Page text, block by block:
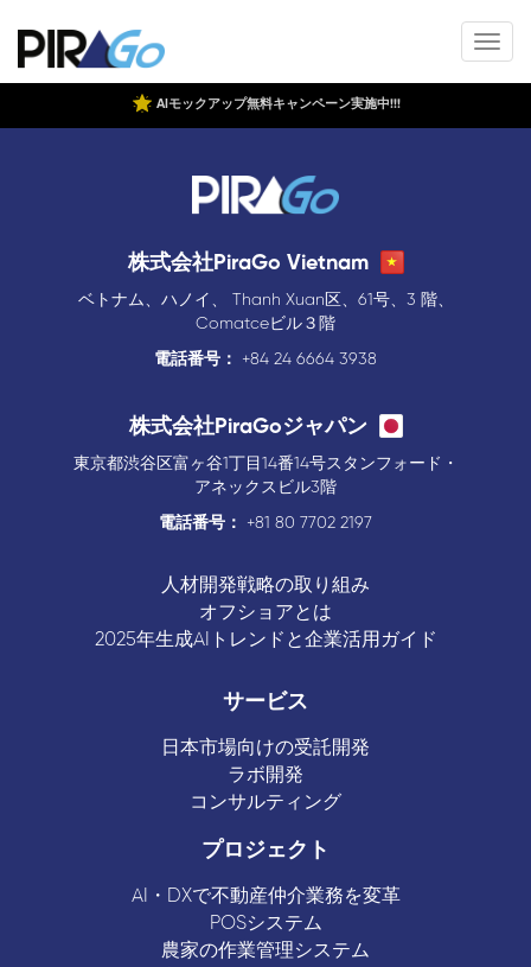
AIモックアップ無料キャンペーン実施中!!!
株式会社PiraGo Vietnam
ベトナム、ハノイ、 Thanh Xuan区、61号、3 階、
Comatceビル３階
電話番号：
+84 24 6664 3938
株式会社PiraGoジャパン
東京都渋谷区富ヶ谷1丁目14番14号スタンフォード・
アネックスビル3階
電話番号：
+81 80 7702 2197
人材開発戦略の取り組み
オフショアとは
2025年生成AIトレンドと企業活用ガイド
サービス
日本市場向けの受託開発
ラボ開発
コンサルティング
プロジェクト
AI・DXで不動産仲介業務を変革
POSシステム
農家の作業管理システム